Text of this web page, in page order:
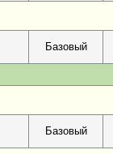
Базовый
Базовый